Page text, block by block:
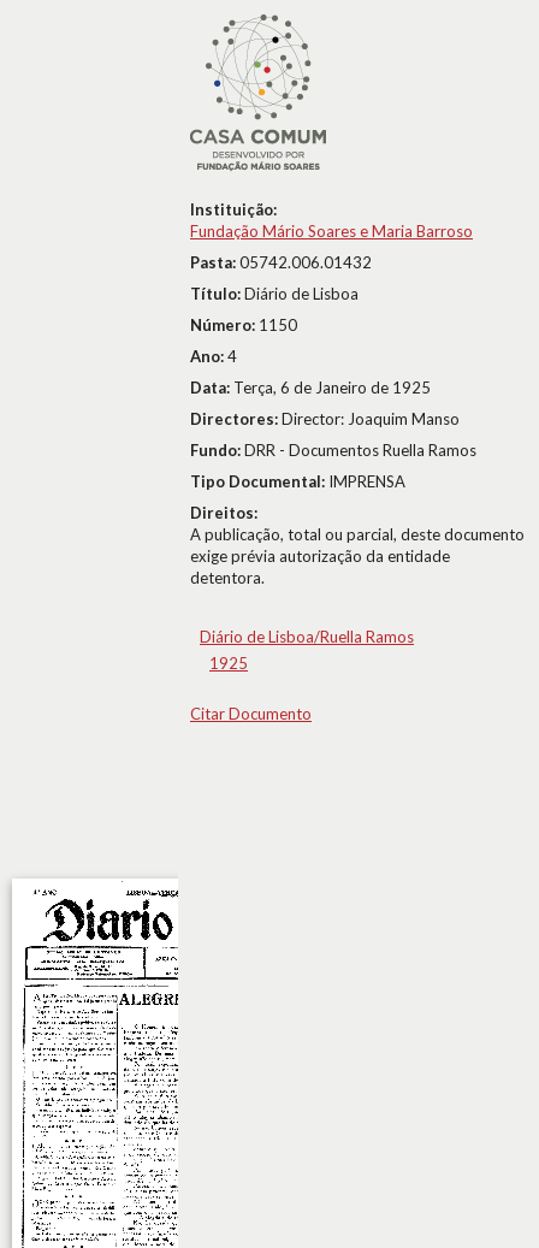
Instituição:
Fundação Mário Soares e Maria Barroso
Pasta:05742.006.01432
Título:Diário de Lisboa
Número: 1150
Ano:4
Data: Terça, 6 de Janeiro de 1925
Directores:Director: Joaquim Manso
Fundo:DRR - Documentos Ruella Ramos
Tipo Documental: IMPRENSA
Direitos:
A publicação, total ou parcial, deste documento
exige prévia autorização da entidade
detentora.
Diário de Lisboa/Ruella Ramos
1925
Citar Documento